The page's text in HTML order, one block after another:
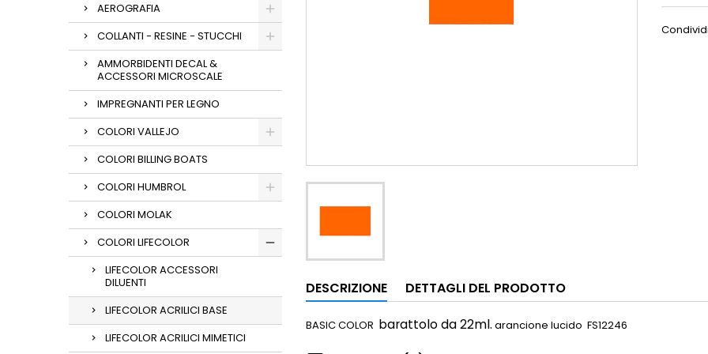
AEROGRAFIA
COLLANTI - RESINE - STUCCHI
AMMORBIDENTI DECAL &
ACCESSORI MICROSCALE
IMPREGNANTI PER LEGNO
COLORI VALLEJO
COLORI BILLING BOATS
COLORI HUMBROL
COLORI MOLAK
COLORI LIFECOLOR
LIFECOLOR ACCESSORI
DILUENTI
LIFECOLOR ACRILICI BASE
LIFECOLOR ACRILICI MIMETICI
DESCRIZIONE DETTAGLI DEL PRODOTTO
BASIC COLOR barattolo da 22ml. arancione lucido FS12246